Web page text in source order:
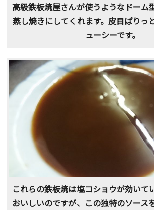
高級鉄板焼屋さんが使うようなドーム
蒸し焼きにしてくれます。皮目ぱりっ
ューシーです。
これらの鉄板焼は塩コショウが効いて
おいしいのですが、この独特のソース